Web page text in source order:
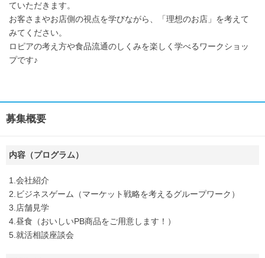
ていただきます。
お客さまやお店側の視点を学びながら、「理想のお店」を考えて
みてください。
ロピアの考え方や食品流通のしくみを楽しく学べるワークショッ
プです♪
募集概要
内容（プログラム）
1.会社紹介
2.ビジネスゲーム（マーケット戦略を考えるグループワーク）
3.店舗見学
4.昼食（おいしいPB商品をご用意します！）
5.就活相談座談会